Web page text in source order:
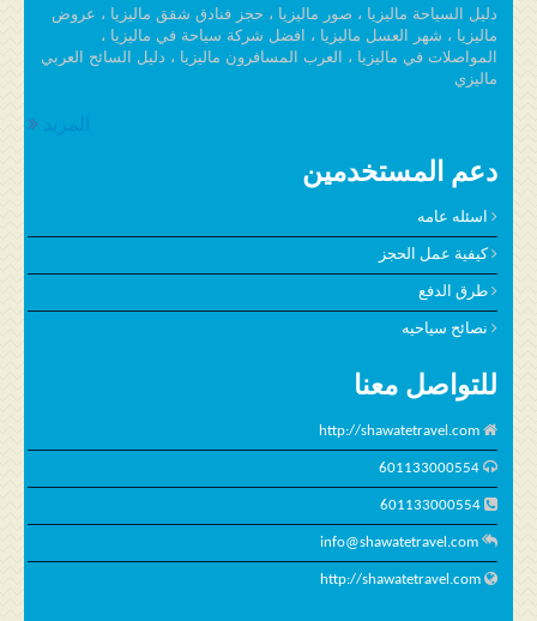
دليل السياحة ماليزيا ، صور ماليزيا ، حجز فنادق شقق ماليزيا ، عروض
ماليزيا ، شهر العسل ماليزيا ، افضل شركة سياحة في ماليزيا ،
المواصلات في ماليزيا ، العرب المسافرون ماليزيا ، دليل السائح العربي
ماليزي
المزيد
دعم المستخدمين
اسئله عامه
كيفية عمل الحجز
طرق الدفع
نصائح سياحيه
للتواصل معنا
http://shawatetravel.com
601133000554
601133000554
info@shawatetravel.com
http://shawatetravel.com